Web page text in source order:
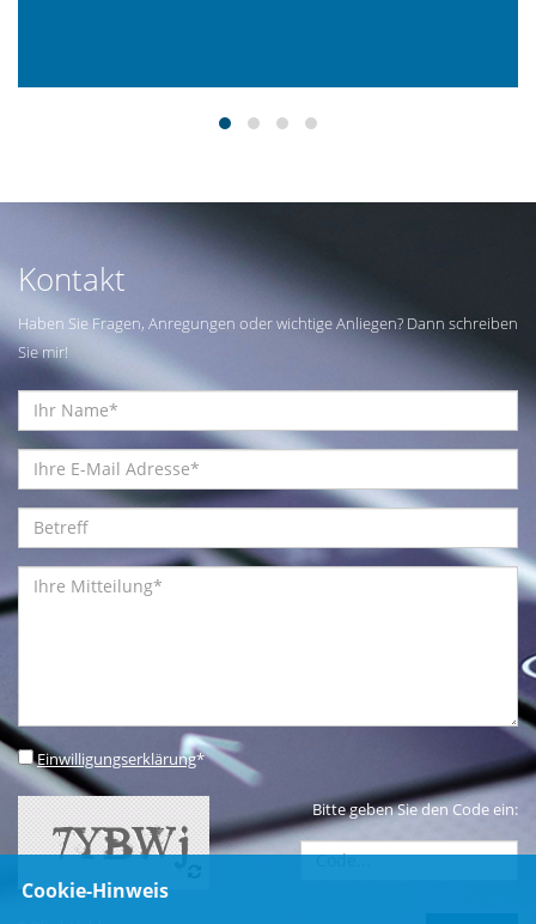
Kontakt
Haben Sie Fragen, Anregungen oder wichtige Anliegen? Dann schreiben
Sie mir!
Einwilligungserklärung*
Bitte geben Sie den Code ein:
Cookie-Hinweis